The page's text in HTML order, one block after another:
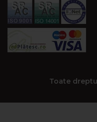
Toate